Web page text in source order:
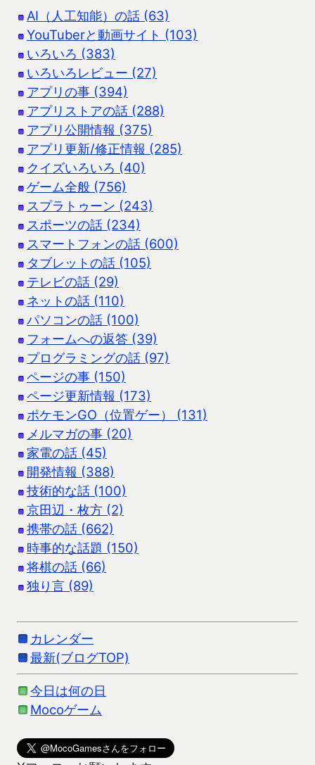
AI（人工知能）の話 (63)
YouTuberと動画サイト (103)
いろいろ (383)
いろいろレビュー (27)
アプリの事 (394)
アプリストアの話 (288)
アプリ公開情報 (375)
アプリ更新/修正情報 (285)
クイズいろいろ (40)
ゲーム全般 (756)
スプラトゥーン (243)
スポーツの話 (234)
スマートフォンの話 (600)
タブレットの話 (105)
テレビの話 (29)
ネットの話 (110)
パソコンの話 (100)
フォームへの返答 (39)
プログラミングの話 (97)
ページの事 (150)
ページ更新情報 (173)
ポケモンGO（位置ゲー） (131)
メルマガの事 (20)
家電の話 (45)
開発情報 (388)
技術的な話 (100)
京田辺・枚方 (2)
携帯の話 (662)
時事的な話題 (150)
将棋の話 (66)
独り言 (89)
カレンダー
最新(ブログTOP)
今日は何の日
Mocoゲーム